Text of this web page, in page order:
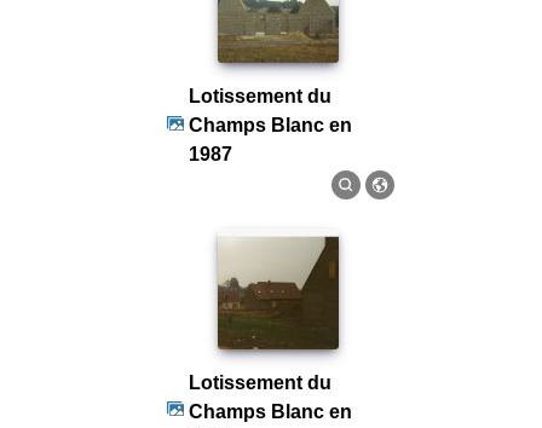
Lotissement du
Champs Blanc en
1987
Lotissement du
Champs Blanc en